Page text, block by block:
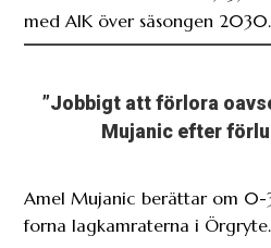
med AIK över säsongen 2030.
”Jobbigt att förlora
Mujanic efter
Amel Mujanic berättar om 0-
forna lagkamraterna i Örgryte.